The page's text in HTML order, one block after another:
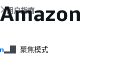
用户指南
聚焦模式